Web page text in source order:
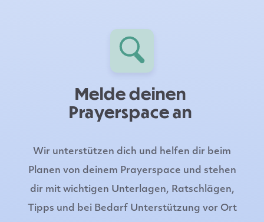
Melde deinen
Prayerspace an
Wir unterstützen dich und helfen dir beim
Planen von deinem Prayerspace und stehen
dir mit wichtigen Unterlagen, Ratschlägen,
Tipps und bei Bedarf Unterstützung vor Ort